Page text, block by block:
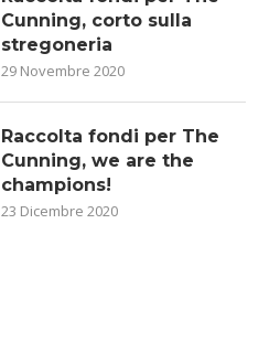
Cunning, corto sulla
stregoneria
29 Novembre 2020
Raccolta fondi per The
Cunning, we are the
champions!
23 Dicembre 2020